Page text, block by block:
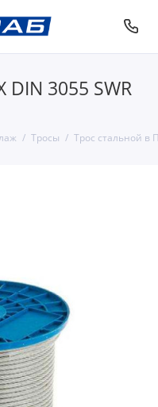
3055 SWR
Тросы Трос стальной в